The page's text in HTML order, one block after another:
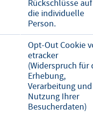
Rückschlüsse auf
die individuelle
Person.
Opt-Out Cookie
etracker
(Widerspruch für
Erhebung,
Verarbeitung und
Nutzung Ihrer
Besucherdaten)